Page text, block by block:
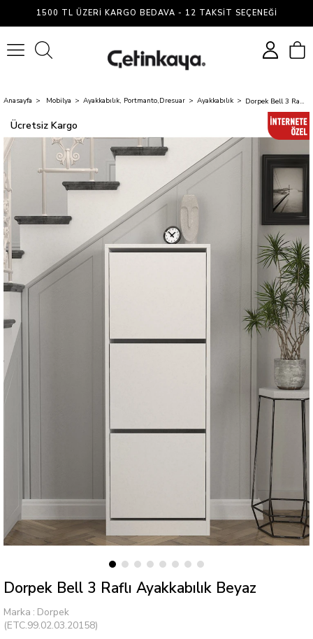
1500 TL ÜZERI KARGO BEDAVA - 12 TAKSIT SEÇENEĞI
Anasayfa Mobilya Ayakkabılık, Portmanto,Dresuar Ayakkabılık Dorpek Bell 3 Raflı Ayakkabılık Beyaz
Ücretsiz Kargo
Dorpek Bell 3 Raflı Ayakkabılık Beyaz
Marka : Dorpek
(ETC.99.02.03.20158)